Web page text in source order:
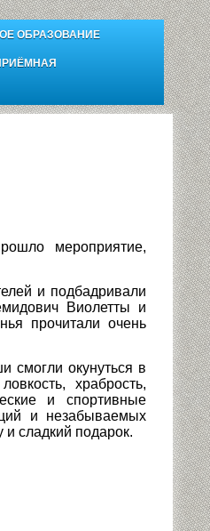
ОБРАЗОВАНИЕ
мероприятие,
и подбадривали
Виолетты и
прочитали очень
смогли окунуться в
храбрость,
и спортивные
и незабываемых
сладкий подарок.